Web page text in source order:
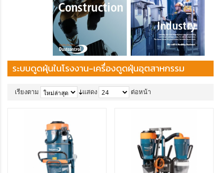
ระบบดูดฝุ่นในโรงงาน-เครื่องดูดฝุ่นอุตสาหกรรม
เรียงตาม แสดง ต่อหน้า